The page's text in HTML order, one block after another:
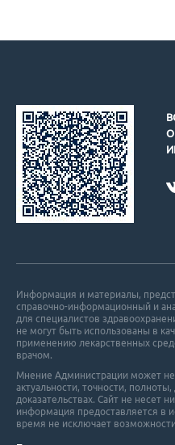
Информация и материалы,
справочно-информационный и
для специалистов
не могут быть использованы в
применению лекарственных
врачом.
Мнение Администрации может не
актуальности, точности,
доказательствах. Сайт не несет
информация предоставляется в
время не исключает